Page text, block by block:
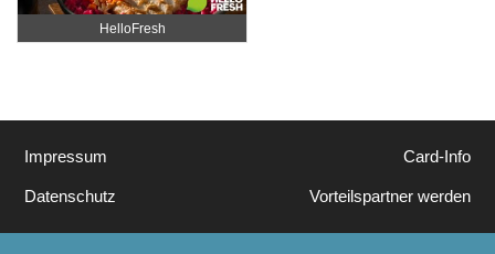
HelloFresh
Impressum
Datenschutz
Card-Info
Vorteilspartner werden